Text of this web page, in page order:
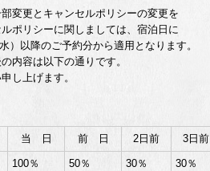
変更とキャンセルポリシーの変更を
ポリシーに関しましては、宿泊日に
）以降のご予約分から適用となります。
内容は以下の通りです。
し上げます。
当 日 前 日 2日前 3日前
100％ 50％ 30％ 30％